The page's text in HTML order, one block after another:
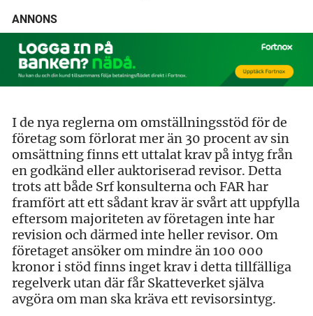
ANNONS
I de nya reglerna om omställningsstöd för de
företag som förlorat mer än 30 procent av sin
omsättning finns ett uttalat krav på intyg från
en godkänd eller auktoriserad revisor. Detta
trots att både Srf konsulterna och FAR har
framfört att ett sådant krav är svårt att uppfylla
eftersom majoriteten av företagen inte har
revision och därmed inte heller revisor. Om
företaget ansöker om mindre än 100 000
kronor i stöd finns inget krav i detta tillfälliga
regelverk utan där får Skatteverket själva
avgöra om man ska kräva ett revisorsintyg.